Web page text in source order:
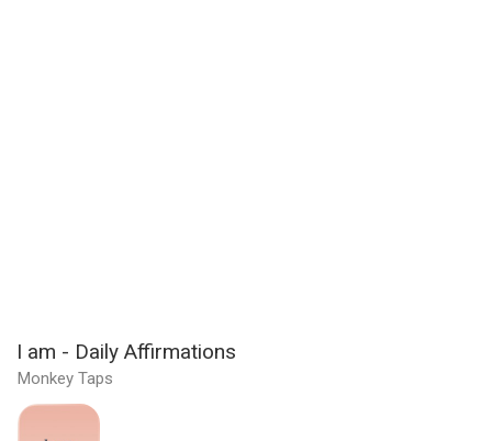
I am - Daily Affirmations
Monkey Taps